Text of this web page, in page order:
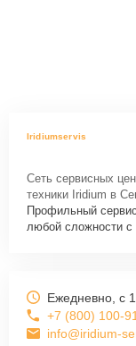
Iridiumservis
Сеть сервисных
техники Iridium в
Профильный
любой сложности с
Ежедневно, с
+7 (800) 100-
info@iridium-